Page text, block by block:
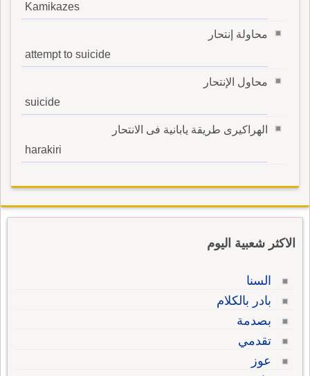
Kamikazes
محاولة إنتحار
attempt to suicide
محاول الإنتحار
suicide
الهراكيرى طريقة يابانية فى الانتحار
harakiri
الاكثر شعبية اليوم
السنا
بادر بالكلام
بصدمة
تقدمي
عوز